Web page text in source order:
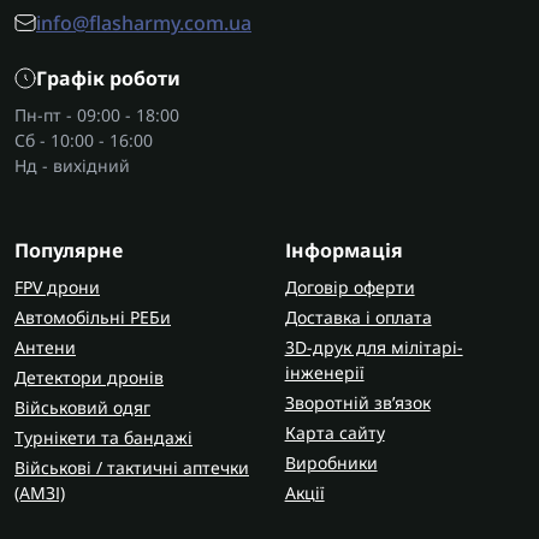
працювати з фронтальним ковшом, причіпним
поєднанні зтраншеєкопачами
швидко прокладати інженерні лінії.
Основні переваги класу “міні”:
достатня потужність для щоденних задач,
швидка зміна навісного обладнання,
нижча витрата пального порівняно з великою
технікою.
Де застосовуються мініескаватори та
мінінавантажувачі?
Міні екскаватор використовують для копання
траншей, облаштування укриттів, монтажу
інженерних елементів. Міні навантажувач
info@flasharmy.com.ua
Графік роботи
Пн-пт - 09:00 - 18:00
Сб - 10:00 - 16:00
Нд - вихідний
Популярне
FPV дрони
Автомобільні РЕБи
Антени
Детектори дронів
Військовий одяг
Турнікети та бандажі
Військові / тактичні аптечки
(AMЗІ)
Інформація
Договір оферти
Доставка і оплата
3D-друк для мілітарі-
інженерії
Зворотній зв’язок
Карта сайту
Виробники
Акції